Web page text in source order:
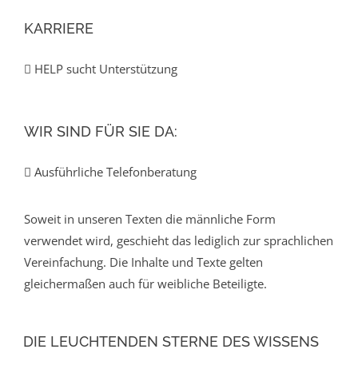
KARRIERE
HELP sucht Unterstützung
WIR SIND FÜR SIE DA:
Ausführliche Telefonberatung
Soweit in unseren Texten die männliche Form
verwendet wird, geschieht das lediglich zur sprachlichen
Vereinfachung. Die Inhalte und Texte gelten
gleichermaßen auch für weibliche Beteiligte.
DIE LEUCHTENDEN STERNE DES WISSENS